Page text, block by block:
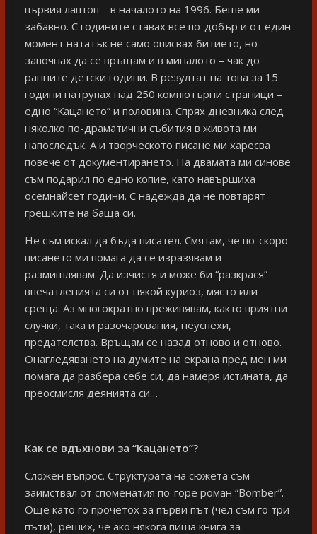
първия лаптоп – в началото на 1996. Беше ми
забавно. С годините ставах все по-добър и от един
момент нататък не само описвах битието, но
започнах да се връщам и в миналото – чак до
ранните детски години. В резултат на това за 15
години натрупах над 250 компютърни страници –
едно “Кацането” и половина. Спрях дневника след
няколко по-драматични събития в живота ми
напоследък. А и творческото писане ми харесва
повече от документирането. На двамата ми синове
съм подарил по едно копие, като навършиха
осемнайсет години. С надежда да не повтарят
грешките на баща си.
Не съм искал да бъда писател. Смятам, че по-скоро
писането ми помага да се изразявам и
размишлявам. Да изчистя и може би “разкрася”
впечатленията си от някой куриоз, място или
среща. Аз многократно преживявам, както приятни
случки, така и разочарования, неуспехи,
предателства. Връщам се назад отново и отново.
Онагледяването на думите на екрана пред мен ми
помага да разбера себе си, да намеря истината, да
преосмисля деянията си…
Как се вдъхнови за “Кацането”?
Сложен въпрос. Структурата на сюжета съм
заимствал от споменатия по-горе роман “Bomber”.
Още като го прочетох за първи път (чел съм го три
пъти), реших, че ако някога пиша книга за